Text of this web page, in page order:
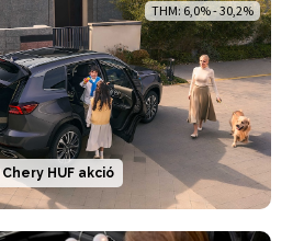
THM: 6,0% - 30,2%
Chery HUF akció